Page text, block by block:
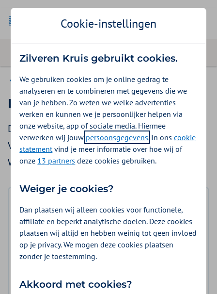
Zorgtransformatie ontwikkelingen
Regio Zaanstreek/Waterland
Deze regio bestaat uit de gemeenten Edam-
Volendam, Landsmeer, Oostzaan, Purmerend,
Waterland, Wormerland en Zaanstad.
Regiobeeld en regioplan
Cookie-instellingen
Zilveren Kruis gebruikt cookies.
We gebruiken cookies om je online gedrag te
analyseren en te combineren met gegevens die we
van je hebben. Zo weten we welke advertenties
werken en kunnen we je persoonlijker helpen via
onze website, app of sociale media. Hiermee
verwerken wij jouw persoonsgegevens. In onscookie
statementvind je meer informatie over hoe wij of
onze 13 partners deze cookies gebruiken.
Weiger je cookies?
Dan plaatsen wij alleen cookies voor functionele,
affiliate en beperkt analytische doelen. Deze cookies
plaatsen wij altijd en hebben weinig tot geen invloed
op je privacy. We mogen deze cookies plaatsen
zonder je toestemming.
Akkoord met cookies?